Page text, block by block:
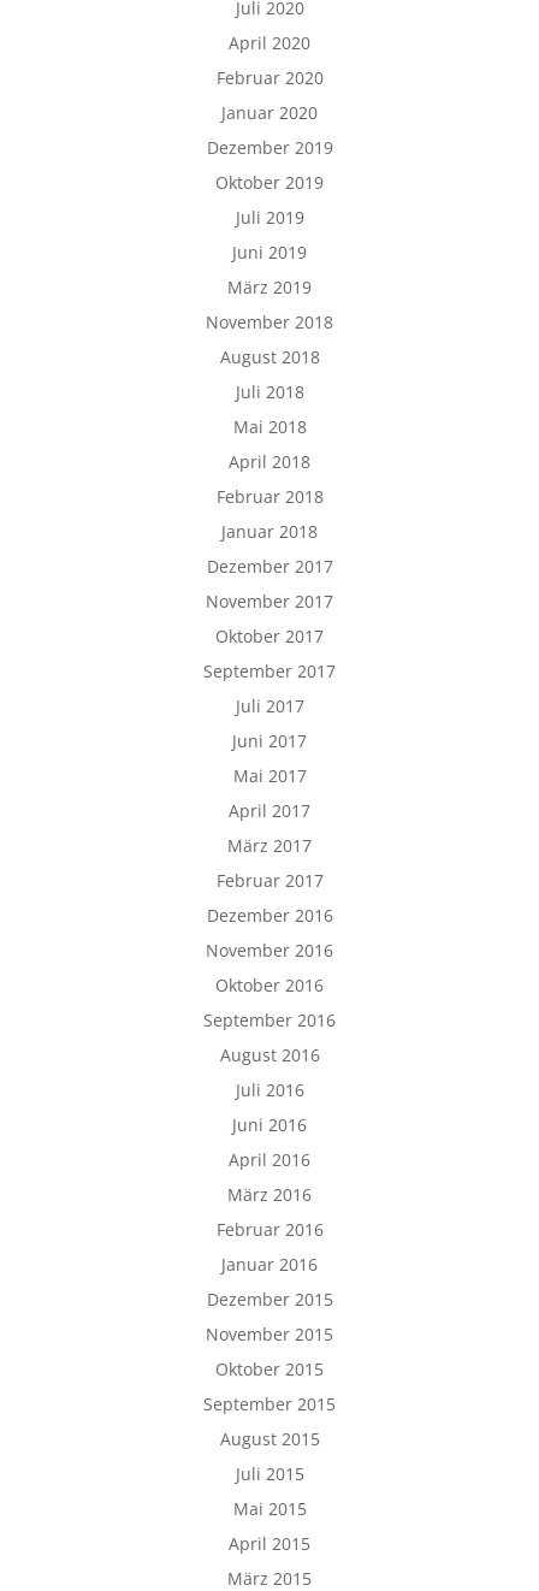
Juli 2020
April 2020
Februar 2020
Januar 2020
Dezember 2019
Oktober 2019
Juli 2019
Juni 2019
März 2019
November 2018
August 2018
Juli 2018
Mai 2018
April 2018
Februar 2018
Januar 2018
Dezember 2017
November 2017
Oktober 2017
September 2017
Juli 2017
Juni 2017
Mai 2017
April 2017
März 2017
Februar 2017
Dezember 2016
November 2016
Oktober 2016
September 2016
August 2016
Juli 2016
Juni 2016
April 2016
März 2016
Februar 2016
Januar 2016
Dezember 2015
November 2015
Oktober 2015
September 2015
August 2015
Juli 2015
Mai 2015
April 2015
März 2015